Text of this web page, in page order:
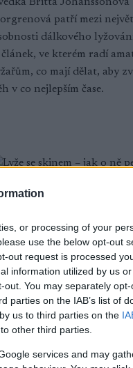
or processing of your
use the below opt-out
out request is processed
information utilized by us
You may separately
parties on the IAB’s list of
us to third parties on the
other third parties.
services and may
Britta Johanssonová
patří mezi
dálkového
článek, ve kterém radí
co mají dělat, aby
v co nejlepším čase.
se skinem
ně pečovat a jak